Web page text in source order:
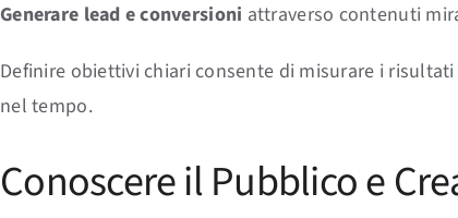
Generare lead e conversioni attraverso contenuti
Definire obiettivi chiari consente di misurare i
nel tempo.
Conoscere il Pubblico e